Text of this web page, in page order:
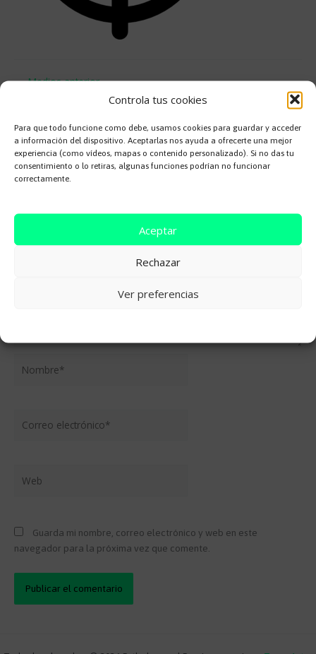
Controla tus cookies
Para que todo funcione como debe, usamos cookies para guardar y acceder
a información del dispositivo. Aceptarlas nos ayuda a ofrecerte una mejor
experiencia (como vídeos, mapas o contenido personalizado). Si no das tu
consentimiento o lo retiras, algunas funciones podrían no funcionar
correctamente.
Aceptar
Rechazar
Ver preferencias
←Medios anterior
Deja una respuesta
Tu dirección de correo electrónico no será publicada. Los campos
obligatorios están marcados con*
electrónico*
Guarda mi nombre, correo electrónico y web en este
navegador para la próxima vez que comente.